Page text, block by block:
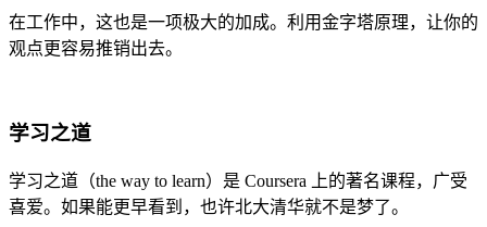
在工作中，这也是一项极大的加成。利用金字塔原理，让你的
观点更容易推销出去。
学习之道
学习之道（the way to learn）是 Coursera 上的著名课程，广受
喜爱。如果能更早看到，也许北大清华就不是梦了。